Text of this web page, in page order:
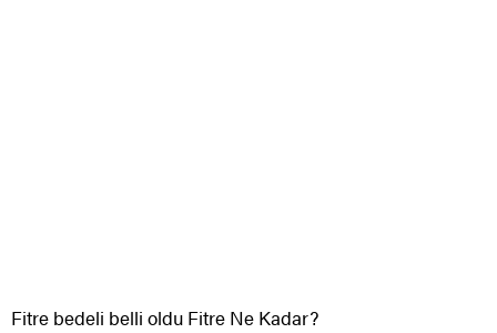
Fitre bedeli belli oldu Fitre Ne Kadar?